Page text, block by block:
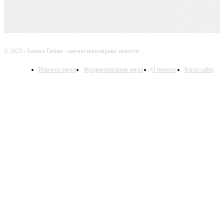
© 2023 - Science Debate - научно-популярные новости
Новости науки Фундаментальная наука О проекте Карта сайта